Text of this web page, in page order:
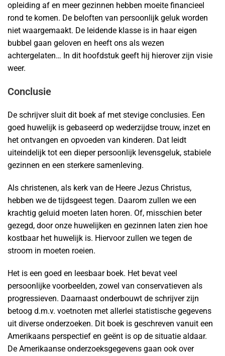
opleiding af en meer gezinnen hebben moeite financieel
rond te komen. De beloften van persoonlijk geluk worden
niet waargemaakt. De leidende klasse is in haar eigen
bubbel gaan geloven en heeft ons als wezen
achtergelaten… In dit hoofdstuk geeft hij hierover zijn visie
weer.
Conclusie
De schrijver sluit dit boek af met stevige conclusies. Een
goed huwelijk is gebaseerd op wederzijdse trouw, inzet en
het ontvangen en opvoeden van kinderen. Dat leidt
uiteindelijk tot een dieper persoonlijk levensgeluk, stabiele
gezinnen en een sterkere samenleving.
Als christenen, als kerk van de Heere Jezus Christus,
hebben we de tijdsgeest tegen. Daarom zullen we een
krachtig geluid moeten laten horen. Of, misschien beter
gezegd, door onze huwelijken en gezinnen laten zien hoe
kostbaar het huwelijk is. Hiervoor zullen we tegen de
stroom in moeten roeien.
Het is een goed en leesbaar boek. Het bevat veel
persoonlijke voorbeelden, zowel van conservatieven als
progressieven. Daarnaast onderbouwt de schrijver zijn
betoog d.m.v. voetnoten met allerlei statistische gegevens
uit diverse onderzoeken. Dit boek is geschreven vanuit een
Amerikaans perspectief en geënt is op de situatie aldaar.
De Amerikaanse onderzoeksgegevens gaan ook over